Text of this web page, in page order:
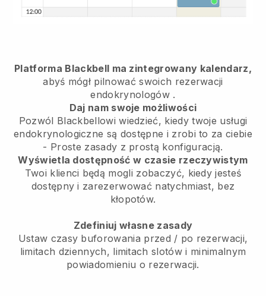
Platforma Blackbell ma zintegrowany kalendarz,
abyś mógł pilnować swoich rezerwacji
endokrynologów.
Daj nam swoje możliwości
Pozwól Blackbellowi wiedzieć, kiedy twoje usługi
endokrynologiczne są dostępne i zrobi to za ciebie
- Proste zasady z prostą konfiguracją.
Wyświetla dostępność w czasie rzeczywistym
Twoi klienci będą mogli zobaczyć, kiedy jesteś
dostępny i zarezerwować natychmiast, bez
kłopotów.
Zdefiniuj własne zasady
Ustaw czasy buforowania przed / po rezerwacji,
limitach dziennych, limitach slotów i minimalnym
powiadomieniu o rezerwacji.